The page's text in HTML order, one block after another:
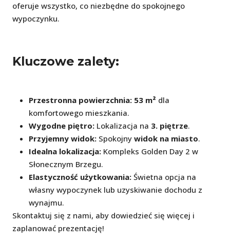
oferuje wszystko, co niezbędne do spokojnego
wypoczynku.
Kluczowe zalety:
Przestronna powierzchnia: 53 m² dla
komfortowego mieszkania.
Wygodne piętro: Lokalizacja na 3. piętrze.
Przyjemny widok: Spokojny widok na miasto.
Idealna lokalizacja: Kompleks Golden Day 2 w
Słonecznym Brzegu.
Elastyczność użytkowania: Świetna opcja na
własny wypoczynek lub uzyskiwanie dochodu z
wynajmu.
Skontaktuj się z nami, aby dowiedzieć się więcej i
zaplanować prezentację!